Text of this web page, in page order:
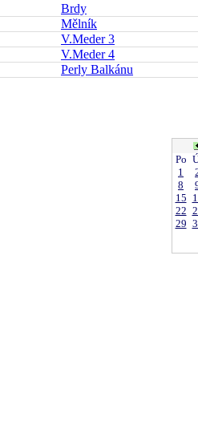
Brdy
Mělník
V.Meder 3
V.Meder 4
Perly Balkánu
Po
1
8
15
22
29